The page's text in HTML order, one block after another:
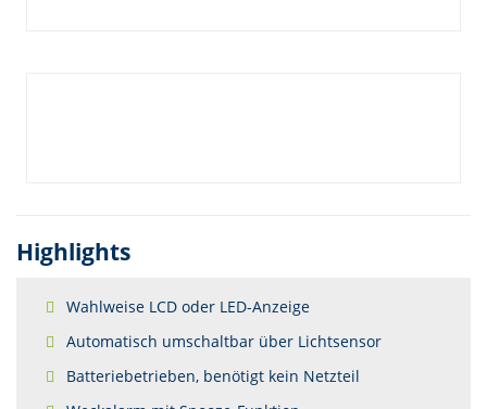
Highlights
Wahlweise LCD oder LED-Anzeige
Automatisch umschaltbar über Lichtsensor
Batteriebetrieben, benötigt kein Netzteil